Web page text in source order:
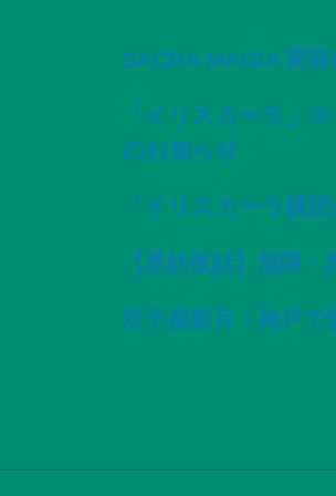
SACRA MAGIA 変
「イリスカーラ」
のお知らせ
「イリスカーラ購
【星紡夜話】無限
双子座新月・神戸